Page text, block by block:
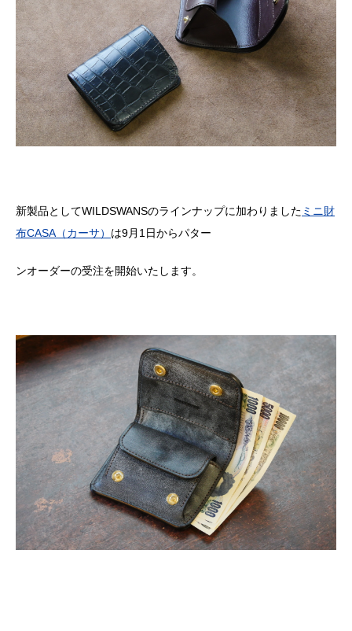
新製品としてWILDSWANSのラインナップに加わりました ミニ財
布CASA（カーサ） は9月 1日からパター
ンオーダーの受注を開始いたします。